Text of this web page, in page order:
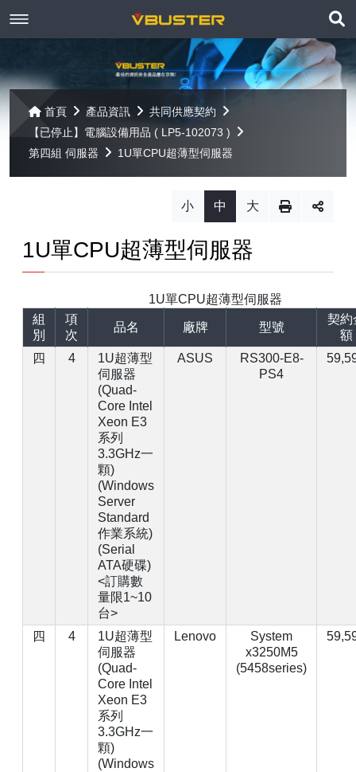
開
聯絡我們
最新消息
線上報名
產品資訊
Paragon
Open-E JovianDSS
Open-E DSS V7 SOHO
共同供應契約
【已停止】電腦軟體 ( LP5-102040 )
【已停止】電腦週邊設備 ( LP5-102072 )
【已停止】電腦設備用品 ( LP5-102073 )
客戶服務
網站導覽
首頁 產品資訊
共同供應契約
【已停止】電腦設備用品 ( LP5-102073 )
第四組 伺服器
1U單CPU超薄型伺服器
小 中 大
1U單CPU超薄型伺服器
1U單CPU超薄型伺服器
組
別
項
次
品名 廠牌 型號
契約
額
四
4
1U超薄型
伺服器
(Quad-
Core Intel
Xeon E3
系列
3.3GHz一
顆)
(Windows
Server
Standard
作業系統)
(Serial
ATA硬碟)
<訂購數
量限1~10
台>
ASUS
RS300-E8-
PS4
四 4
1U超薄型
伺服器
(Quad-
Core Intel
Xeon E3
系列
3.3GHz一
顆)
(Windows
Lenovo
System
x3250M5
(5458series)